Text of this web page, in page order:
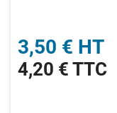
3,50 € HT
4,20 € TTC